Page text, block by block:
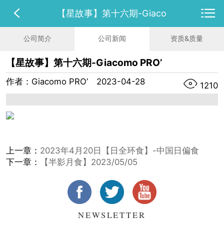
【星故事】第十六期-Giaco
公司简介 公司新闻 资质&质量
【星故事】第十六期-Giacomo PRO’
作者：Giacomo PRO’ 2023-04-28 1210
上一章： 2023年4月20日【日全环食】-中国日偏食
下一章：
【半影月食】2023/05/05
NEWSLETTER